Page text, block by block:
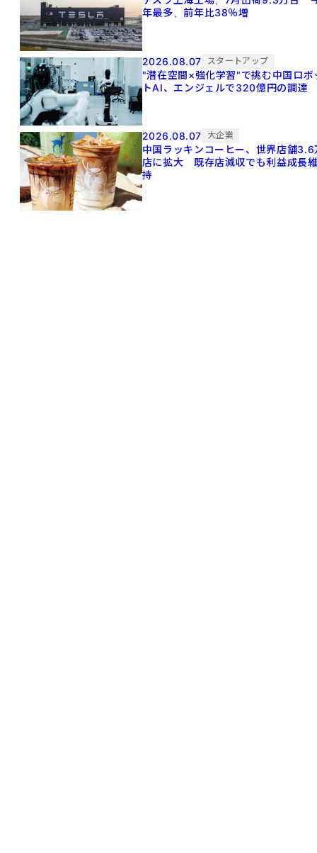
年最多、前年比38％増
2026.08.07 スタートアップ
"潜在空間×強化学習"で挑む中国ロボ
トAI、エンジェルで320億円の調達
2026.08.07 大企業
中国ラッキンコーヒー、世界店舗3.6
店に拡大 既存店減収でも利益成長
持